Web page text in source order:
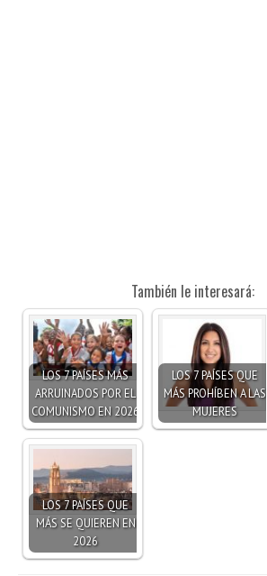
También le interesará:
LOS 7 PAÍSES MÁS
ARRUINADOS POR EL
COMUNISMO EN 2026
LOS 7 PAÍSES QUE
MÁS PROHÍBEN A LAS
MUJERES
LOS 7 PAÍSES QUE
MÁS SE QUIEREN EN
2026